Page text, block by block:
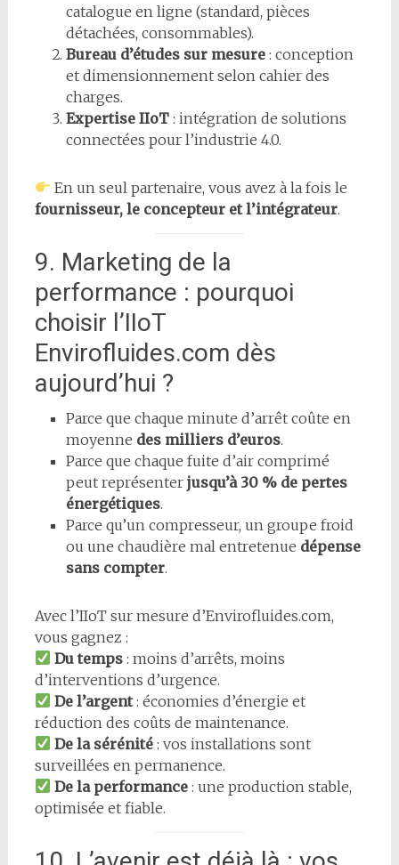
catalogue en ligne (standard, pièces
détachées, consommables).
Bureau d’études sur mesure: conception
et dimensionnement selon cahier des
charges.
Expertise IIoT: intégration de solutions
connectées pour l’industrie 4.0.
En un seul partenaire, vous avez à la fois le
fournisseur, le concepteur et l’intégrateur.
9. Marketing de la
performance : pourquoi
choisir l’IIoT
Envirofluides.com dès
aujourd’hui ?
Parce que chaque minute d’arrêt coûte en
moyenne des milliers d’euros.
Parce que chaque fuite d’air comprimé
peut représenter jusqu’à 30 % de pertes
énergétiques.
Parce qu’un compresseur, un groupe froid
ou une chaudière mal entretenue dépense
sans compter.
Avec l’IIoT sur mesure d’Envirofluides.com,
vous gagnez :
Du temps : moins d’arrêts, moins
d’interventions d’urgence.
De l’argent: économies d’énergie et
réduction des coûts de maintenance.
De la sérénité : vos installations sont
surveillées en permanence.
De la performance : une production stable,
optimisée et fiable.